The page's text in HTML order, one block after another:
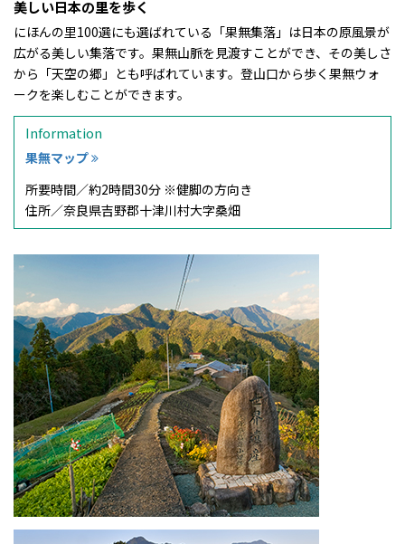
美しい日本の里を歩く
にほんの里100選にも選ばれている「果無集落」は日本の原風景が
広がる美しい集落です。果無山脈を見渡すことができ、その美しさ
から「天空の郷」とも呼ばれています。登山口から歩く果無ウォ
ークを楽しむことができます。
Information
果無マップ
所要時間／約2時間30分 ※健脚の方向き
住所／奈良県吉野郡十津川村大字桑畑